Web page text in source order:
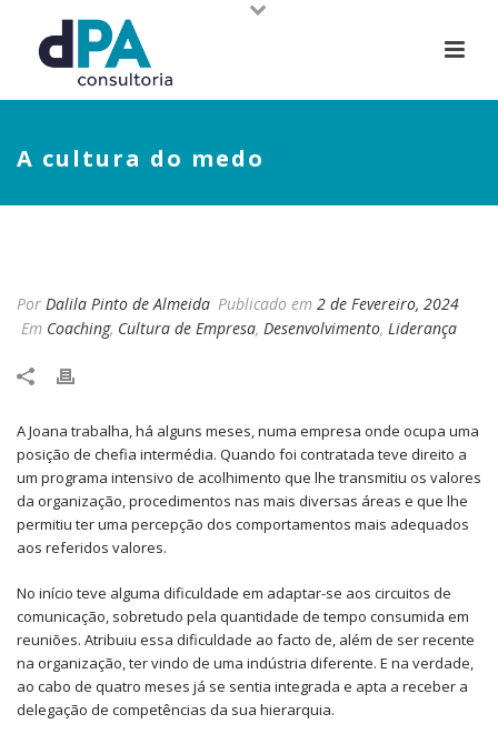
A cultura do medo
Por Dalila Pinto de Almeida Publicado em 2 de Fevereiro, 2024
Em Coaching, Cultura de Empresa, Desenvolvimento, Liderança
A Joana trabalha, há alguns meses, numa empresa onde ocupa uma
posição de chefia intermédia. Quando foi contratada teve direito a
um programa intensivo de acolhimento que lhe transmitiu os valores
da organização, procedimentos nas mais diversas áreas e que lhe
permitiu ter uma percepção dos comportamentos mais adequados
aos referidos valores.
No início teve alguma dificuldade em adaptar-se aos circuitos de
comunicação, sobretudo pela quantidade de tempo consumida em
reuniões. Atribuiu essa dificuldade ao facto de, além de ser recente
na organização, ter vindo de uma indústria diferente. E na verdade,
ao cabo de quatro meses já se sentia integrada e apta a receber a
delegação de competências da sua hierarquia.